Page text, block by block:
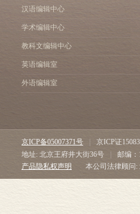
汉语编辑中心
学术编辑中心
教科文编辑中心
英语编辑室
外语编辑室
京ICP备05007371号 京ICP证
地址: 北京王府井大街36号
邮编：
产品隐私权声明
本公司法律顾问